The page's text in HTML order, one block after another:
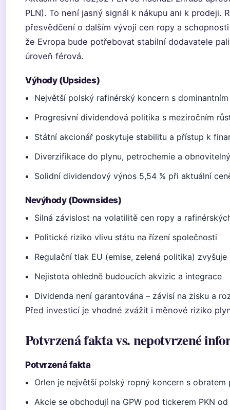
PLN). To není jasný signál k nákupu ani k prodeji.
přesvědčení o dalším vývoji cen ropy a
že Evropa bude potřebovat stabilní dodavatele
úroveň férová.
Výhody (Upsides)
Největší polský rafinérský koncern s
Progresivní dividendová politika s meziročním
Státní akcionář poskytuje stabilitu a přístup k
Diverzifikace do plynu, petrochemie a
Solidní dividendový výnos 5,54 % při aktuální
Nevýhody (Downsides)
Silná závislost na volatilitě cen ropy a
Politické riziko vlivu státu na řízení společnosti
Regulační tlak EU (emise, zelená politika) zvyšuje
Nejistota ohledně budoucích akvizic a integrace
Dividenda není garantována – závisí na zisku a
Před investicí je vhodné zvážit i měnové riziko
Potvrzená fakta vs. nepotvrzené
Potvrzená fakta
Orlen je největší polský ropný koncern s obratem
Akcie se obchodují na GPW pod tickerem PKN